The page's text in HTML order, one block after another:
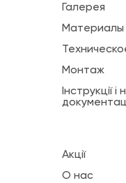
Галерея
Материалы
Монтаж
Інструкції
Акції
О нас